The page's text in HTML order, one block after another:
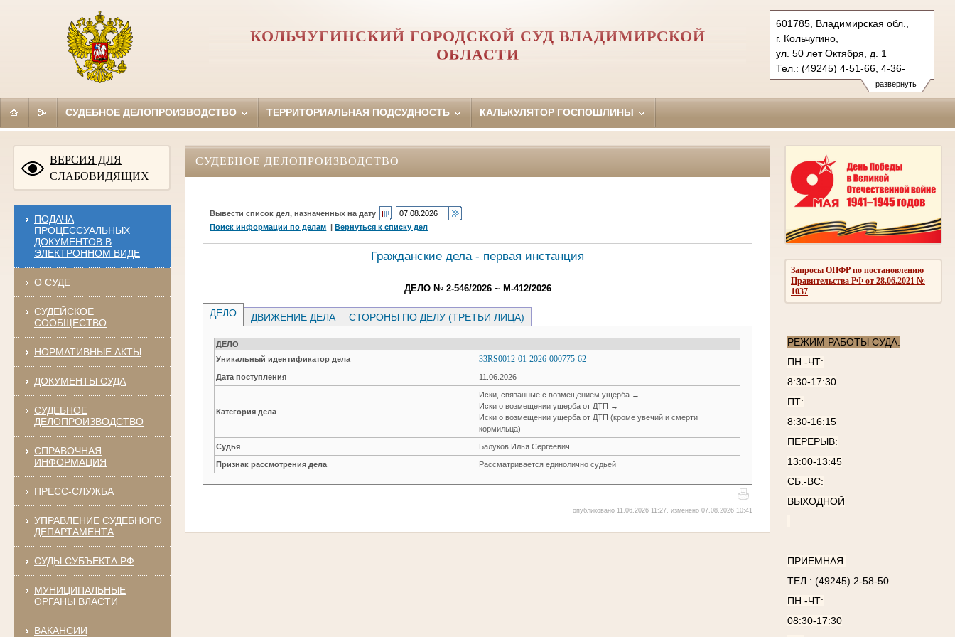
развернуть
601785, Владимирская обл.,
г. Кольчугино,
ул. 50 лет Октября, д. 1
Тел.: (49245) 4-51-66, 4-36-
58 (ф.)
kolchuginsky.wld@sudrf.ru
КОЛЬЧУГИНСКИЙ ГОРОДСКОЙ СУД ВЛАДИМИРСКОЙ
ОБЛАСТИ
СУДЕБНОЕ ДЕЛОПРОИЗВОДСТВО ТЕРРИТОРИАЛЬНАЯ ПОДСУДНОСТЬ КАЛЬКУЛЯТОР ГОСПОШЛИНЫ
ВЕРСИЯ ДЛЯ
СЛАБОВИДЯЩИХ
ПОДАЧА
ПРОЦЕССУАЛЬНЫХ
ДОКУМЕНТОВ В
ЭЛЕКТРОННОМ ВИДЕ
О СУДЕ
СУДЕЙСКОЕ
СООБЩЕСТВО
НОРМАТИВНЫЕ АКТЫ
ДОКУМЕНТЫ СУДА
СУДЕБНОЕ
ДЕЛОПРОИЗВОДСТВО
СПРАВОЧНАЯ
ИНФОРМАЦИЯ
ПРЕСС-СЛУЖБА
УПРАВЛЕНИЕ СУДЕБНОГО
ДЕПАРТАМЕНТА
СУДЫ СУБЪЕКТА РФ
МУНИЦИПАЛЬНЫЕ
ОРГАНЫ ВЛАСТИ
ВАКАНСИИ
Запросы ОПФР по постановлению
Правительства РФ от 28.06.2021 №
1037
РЕЖИМ РАБОТЫ СУДА:
ПН.-ЧТ:
8:30-17:30
ПТ:
8:30-16:15
ПЕРЕРЫВ:
13:00-13:45
СБ.-ВС:
ВЫХОДНОЙ
ПРИЕМНАЯ:
ТЕЛ.: (49245) 2-58-50
ПН.-ЧТ:
08:30-17:30
СУДЕБНОЕ ДЕЛОПРОИЗВОДСТВО
Вывести список дел, назначенных на дату
Поиск информации по делам |Вернуться к списку дел
Гражданские дела - первая инстанция
ДЕЛО № 2-546/2026 ~ М-412/2026
ДЕЛО ДВИЖЕНИЕ ДЕЛА СТОРОНЫ ПО ДЕЛУ (ТРЕТЬИ ЛИЦА)
ДЕЛО
Уникальный идентификатор дела
33RS0012-01-2026-000775-62
Дата поступления 11.06.2026
Категория дела
Иски, связанные с возмещением ущерба →
Иски о возмещении ущерба от ДТП →
Иски о возмещении ущерба от ДТП (кроме увечий и смерти
кормильца)
Судья Балуков Илья Сергеевич
Признак рассмотрения дела Рассматривается единолично судьей
опубликовано 11.06.2026 11:27, изменено 07.08.2026 10:41